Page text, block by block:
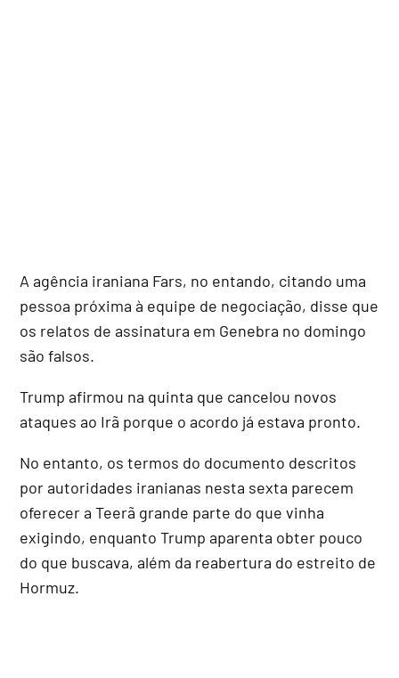
A agência iraniana Fars, no entando, citando uma
pessoa próxima à equipe de negociação, disse que
os relatos de assinatura em Genebra no domingo
são falsos.
Trump afirmou na quinta que cancelou novos
ataques ao Irã porque o acordo já estava pronto.
No entanto, os termos do documento descritos
por autoridades iranianas nesta sexta parecem
oferecer a Teerã grande parte do que vinha
exigindo, enquanto Trump aparenta obter pouco
do que buscava, além da reabertura do estreito de
Hormuz.